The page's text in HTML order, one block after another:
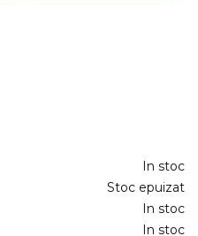
In stoc
Stoc epuizat
In stoc
In stoc